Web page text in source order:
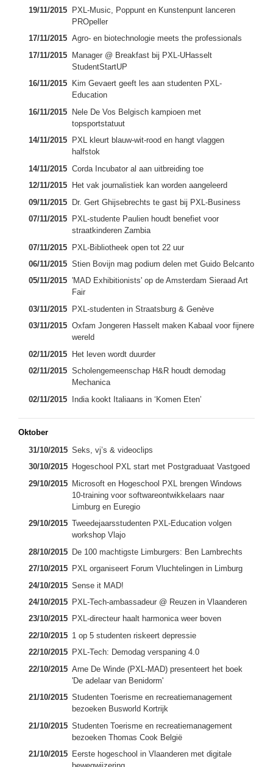
19/11/2015
PXL-Music, Poppunt en Kunstenpunt lanceren
PROpeller
17/11/2015 Agro- en biotechnologie meets the professionals
17/11/2015
Manager @ Breakfast bij PXL-UHasselt
StudentStartUP
16/11/2015
Kim Gevaert geeft les aan studenten PXL-
Education
16/11/2015 Nele De Vos Belgisch kampioen met
topsportstatuut
14/11/2015
PXL kleurt blauw-wit-rood en hangt vlaggen
halfstok
14/11/2015 Corda Incubator al aan uitbreiding toe
12/11/2015
Het vak journalistiek kan worden aangeleerd
09/11/2015 Dr. Gert Ghijsebrechts te gast bij PXL-Business
07/11/2015
PXL-studente Paulien houdt benefiet voor
straatkinderen Zambia
07/11/2015 PXL-Bibliotheek open tot 22 uur
06/11/2015 Stien Bovijn mag podium delen met Guido Belcanto
05/11/2015 'MAD Exhibitionists' op de Amsterdam Sieraad Art
Fair
03/11/2015
PXL-studenten in Straatsburg & Genève
03/11/2015 Oxfam Jongeren Hasselt maken Kabaal voor fijnere
wereld
02/11/2015
Het leven wordt duurder
02/11/2015 Scholengemeenschap H&R houdt demodag
Mechanica
02/11/2015
India kookt Italiaans in ‘Komen Eten’
Oktober
31/10/2015 Seks, vj’s & video­clips
30/10/2015 Hogeschool PXL start met Postgraduaat Vastgoed
29/10/2015 Microsoft en Hogeschool PXL brengen Windows
10-training voor softwareontwikkelaars naar
Limburg en Euregio
29/10/2015 Tweedejaarsstudenten PXL-Education volgen
workshop Vlajo
28/10/2015 De 100 machtigste Limburgers: Ben Lambrechts
27/10/2015 PXL organiseert Forum Vluchtelingen in Limburg
24/10/2015 Sense it MAD!
24/10/2015 PXL-Tech-ambassadeur @ Reuzen in Vlaanderen
23/10/2015 PXL-directeur haalt harmonica weer boven
22/10/2015 1 op 5 studenten riskeert depressie
22/10/2015 PXL-Tech: Demodag verspaning 4.0
22/10/2015 Arne De Winde (PXL-MAD) presenteert het boek
'De adelaar van Benidorm'
21/10/2015 Studenten Toerisme en recreatiemanagement
bezoeken Busworld Kortrijk
21/10/2015 Studenten Toerisme en recreatiemanagement
bezoeken Thomas Cook België
21/10/2015 Eerste hogeschool in Vlaanderen met digitale